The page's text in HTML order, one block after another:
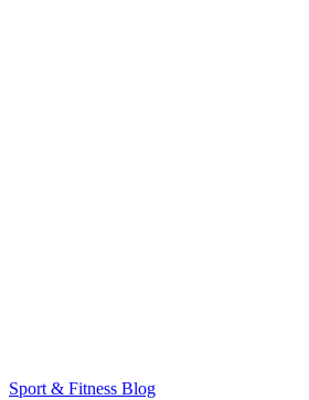
Sport & Fitness Blog